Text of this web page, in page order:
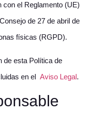
el Reglamento (UE)
de 27 de abril de
físicas (RGPD).
de esta Política de
en el Aviso Legal.